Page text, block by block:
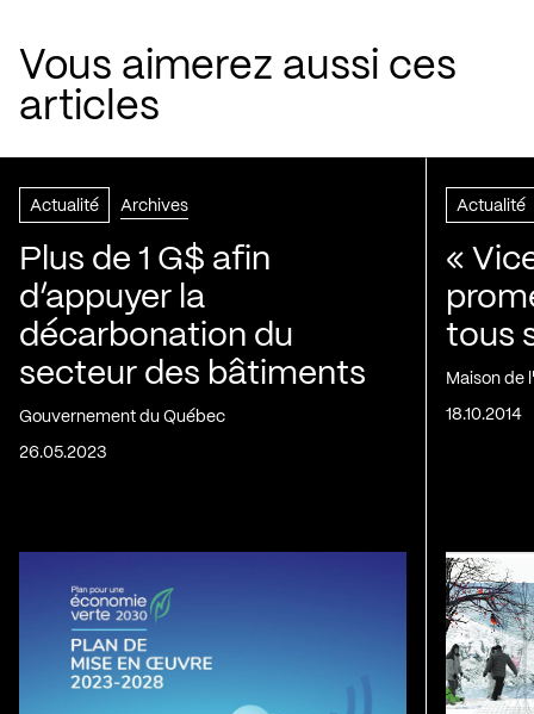
Vous aimerez aussi ces
articles
Actualité Archives
Plus de 1 G$ afin
d’appuyer la
décarbonation du
secteur des bâtiments
Gouvernement du Québec
26.05.2023
Actualité
«
tous
Maison de
18.10.2014